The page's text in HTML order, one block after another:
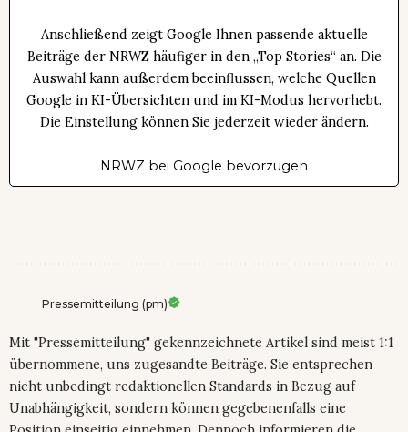
Anschließend zeigt Google Ihnen passende aktuelle
Beiträge der NRWZ häufiger in den „Top Stories“ an. Die
Auswahl kann außerdem beeinflussen, welche Quellen
Google in KI-Übersichten und im KI-Modus hervorhebt.
Die Einstellung können Sie jederzeit wieder ändern.
NRWZ bei Google bevorzugen
Pressemitteilung (pm)
Mit "Pressemitteilung" gekennzeichnete Artikel sind meist 1:1
übernommene, uns zugesandte Beiträge. Sie entsprechen
nicht unbedingt redaktionellen Standards in Bezug auf
Unabhängigkeit, sondern können gegebenenfalls eine